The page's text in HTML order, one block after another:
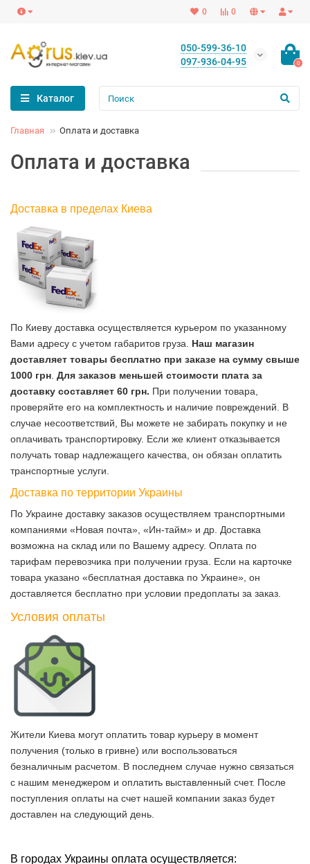
0
0
050-599-36-10
097-936-04-95
0
Каталог
Главная Оплата и доставка
Оплата и доставка
Доставка в пределах Киева
По Киеву доставка осуществляется курьером по указанному
Вами адресу с учетом габаритов груза. Наш магазин
доставляет товары бесплатно при заказе на сумму свыше
1000 грн Для заказов меньшей стоимости плата за
доставку составляет 60 грн. При получении товара,
проверяйте его на комплектность и наличие повреждений. В
случае несоответствий, Вы можете не забирать покупку и не
оплачивать транспортировку. Если же клиент отказывается
получать товар надлежащего качества, он обязан оплатить
транспортные услуги.
Доставка по территории Украины
По Украине доставку заказов осуществляем транспортными
компаниями «Новая почта», «Ин-тайм» и др. Доставка
возможна на склад или по Вашему адресу. Оплата по
тарифам перевозчика при получении груза. Если на карточке
товара указано «бесплатная доставка по Украине», он
доставляется бесплатно при условии предоплаты за заказ.
Условия оплаты
Жители Киева могут оплатить товар курьеру в момент
получения (только в гривне) или воспользоваться
безналичным расчетом. В последнем случае нужно связаться
с нашим менеджером и оплатить выставленный счет. После
поступления оплаты на счет нашей компании заказ будет
доставлен на следующий день.
В городах Украины оплата осуществляется: